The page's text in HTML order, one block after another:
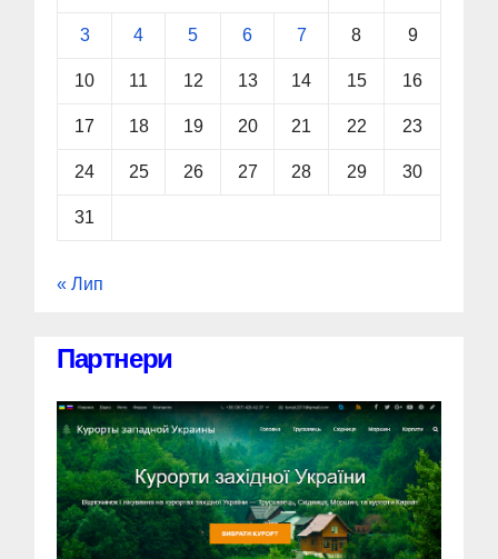
3 4 5 6 7 8 9
10 11 12 13 14 15 16
17 18 19 20 21 22 23
24 25 26 27 28 29 30
31
« Лип
Партнери